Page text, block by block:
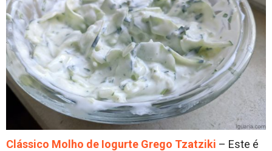
Clássico Molho de Iogurte Grego Tzatziki – Este é